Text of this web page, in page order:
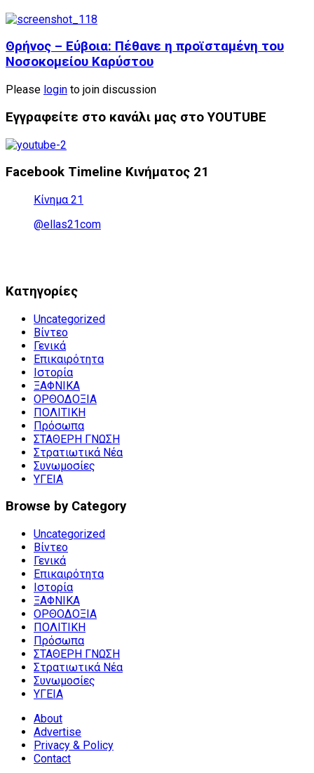
Θρήνος – Εύβοια: Πέθανε η προϊσταμένη του
Νοσοκομείου Καρύστου
Please login to join discussion
Εγγραφείτε στο κανάλι μας στο YOUTUBE
Facebook Timeline Κινήματος 21
Κίνημα 21
@ellas21com
Kατηγορίες
Uncategorized
Βίντεο
Γενικά
Επικαιρότητα
Ιστορία
ΞΑΦΝΙΚΑ
ΟΡΘΟΔΟΞΙΑ
ΠΟΛΙΤΙΚΗ
Πρόσωπα
ΣΤΑΘΕΡΗ ΓΝΩΣΗ
Στρατιωτικά Νέα
Συνωμοσίες
ΥΓΕΙΑ
Browse by Category
Uncategorized
Βίντεο
Γενικά
Επικαιρότητα
Ιστορία
ΞΑΦΝΙΚΑ
ΟΡΘΟΔΟΞΙΑ
ΠΟΛΙΤΙΚΗ
Πρόσωπα
ΣΤΑΘΕΡΗ ΓΝΩΣΗ
Στρατιωτικά Νέα
Συνωμοσίες
ΥΓΕΙΑ
About
Advertise
Privacy & Policy
Contact